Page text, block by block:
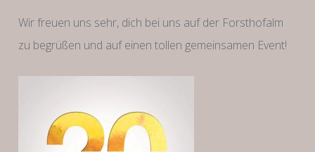
Wir freuen uns sehr, dich bei uns auf der Forsthofalm
zu begrüßen und auf einen tollen gemeinsamen Event!